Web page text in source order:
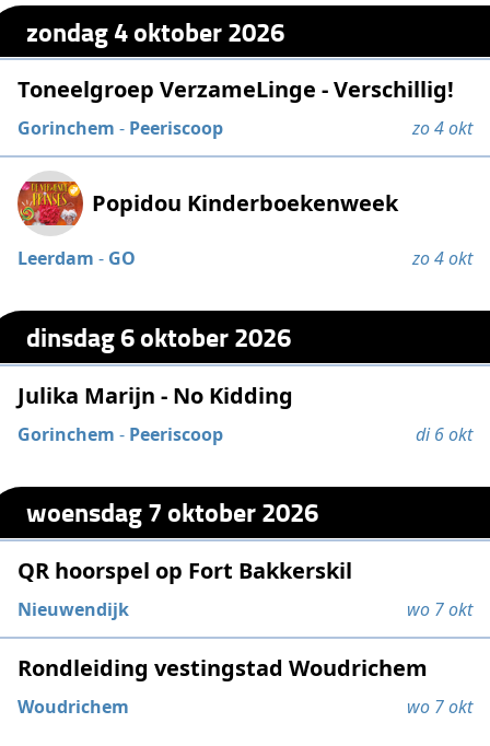
zondag 4 oktober 2026
Toneelgroep VerzameLinge - Verschillig!
Gorinchem - Peeriscoop zo 4 okt
Popidou Kinderboekenweek
Leerdam - GO zo 4 okt
dinsdag 6 oktober 2026
Julika Marijn - No Kidding
Gorinchem - Peeriscoop di 6 okt
woensdag 7 oktober 2026
QR hoorspel op Fort Bakkerskil
Nieuwendijk wo 7 okt
Rondleiding vestingstad Woudrichem
Woudrichem wo 7 okt